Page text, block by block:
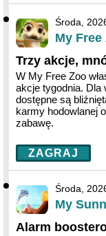
Środa,
My Free
Trzy akcje,
W My Free Zoo
akcje tygodnia. Dla
dostępne są
karmy hodowlanej
zabawę.
ZAGRAJ
Środa,
My
Alarm